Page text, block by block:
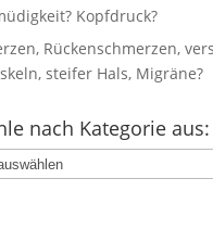
Kopfdruck?
Rückenschmerzen,
steifer Hals, Migräne?
nach Kategorie aus: